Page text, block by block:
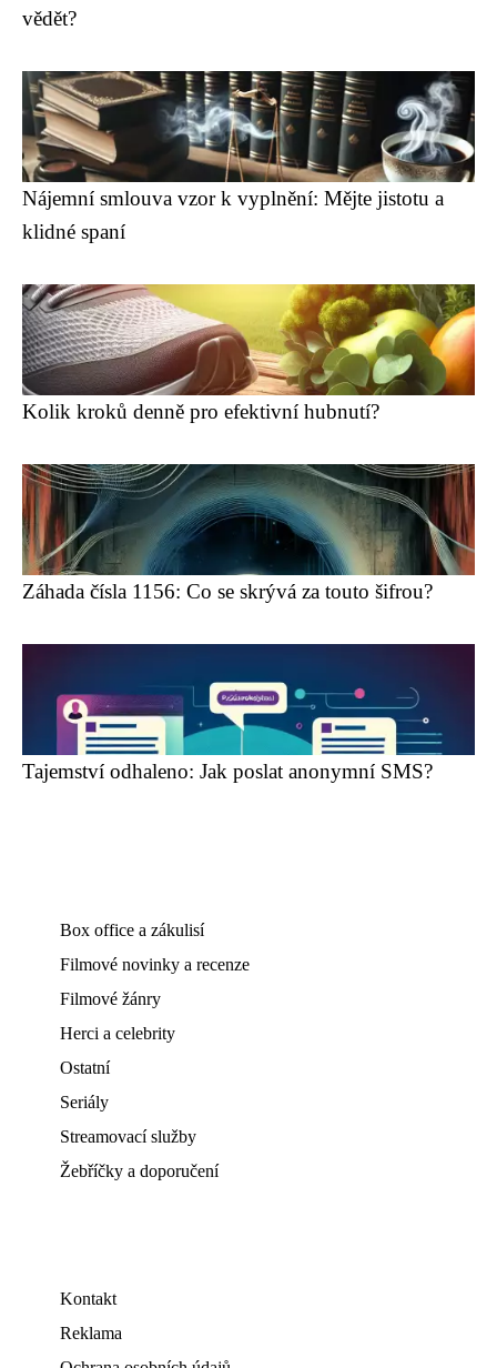
vědět?
Nájemní smlouva vzor k vyplnění: Mějte jistotu a
klidné spaní
Kolik kroků denně pro efektivní hubnutí?
Záhada čísla 1156: Co se skrývá za touto šifrou?
Tajemství odhaleno: Jak poslat anonymní SMS?
Box office a zákulisí
Filmové novinky a recenze
Filmové žánry
Herci a celebrity
Ostatní
Seriály
Streamovací služby
Žebříčky a doporučení
Kontakt
Reklama